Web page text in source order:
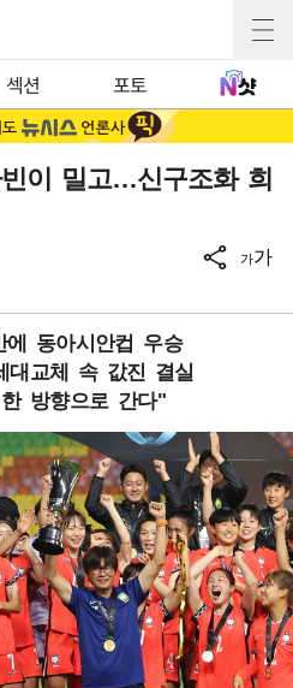
섹션 포토
이 밀고…신구조화 희
가가
동아시안컵 우승
대교체 속 값진 결실
방향으로 간다"